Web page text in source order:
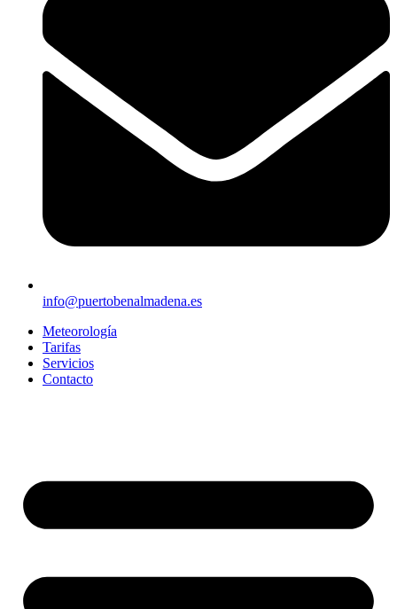
info@puertobenalmadena.es
Meteorología
Tarifas
Servicios
Contacto